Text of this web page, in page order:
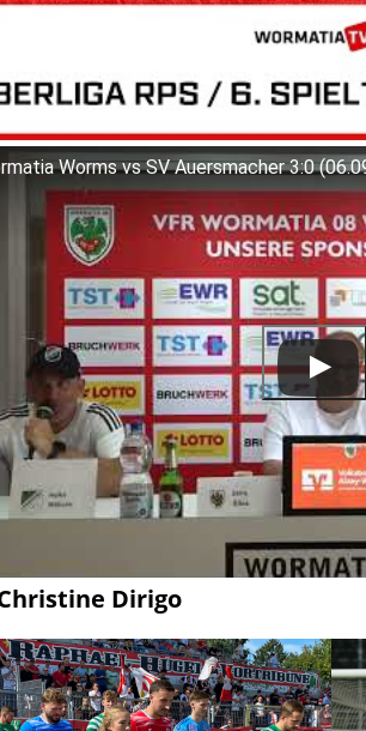
Worms vs SV Auersmacher 3:0
Dirigo